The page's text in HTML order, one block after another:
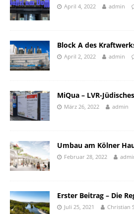
April 4, 2022 admin
Block A des
April 2, 2022 admin
MiQua – LVR-
März 26, 2022 admin
Umbau am Kölner
Februar 28, 2022
Erster Beitrag – Die
Juli 25, 2021 Christian